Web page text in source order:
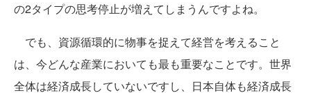
の2タイプの思考停止が増えてしまうんですよね。
でも、資源循環的に物事を捉えて経営を考えること
は、今どんな産業においても最も重要なことです。世界
全体は経済成長していないですし、日本自体も経済成長